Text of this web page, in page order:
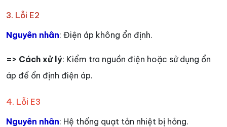
3. Lỗi E2
Nguyên nhân: Điện áp không ổn định.
=> Cách xử lý: Kiểm tra nguồn điện hoặc sử dụng ổn
áp để ổn định điện áp.
4. Lỗi E3
Nguyên nhân: Hệ thống quạt tản nhiệt bị hỏng.